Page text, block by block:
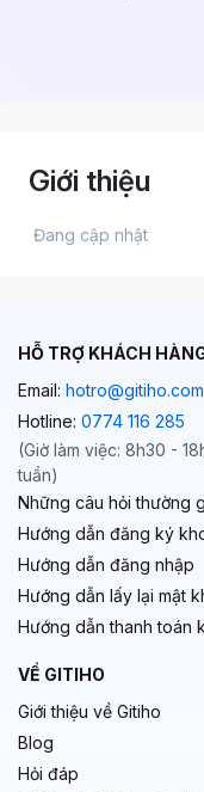
Giới thiệu
Đang cập nhật
HỖ TRỢ KHÁCH
Email: hotro@gitiho.com
Hotline: 0774 116 285
(Giờ làm việc: 8h30 -
tuần)
Những câu hỏi thường
Hướng dẫn đăng ký
Hướng dẫn đăng nhập
Hướng dẫn lấy lại mật
Hướng dẫn thanh toán
VỀ GITIHO
Giới thiệu về Gitiho
Blog
Hỏi đáp